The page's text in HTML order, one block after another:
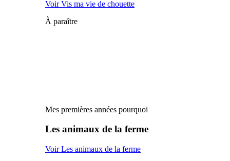
Voir Vis ma vie de chouette
À paraître
Mes premières années pourquoi
Les animaux de la ferme
Voir Les animaux de la ferme